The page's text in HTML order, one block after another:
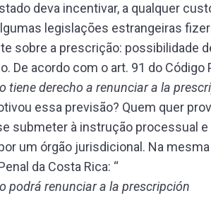
deva incentivar, a qualquer
legislações estrangeiras
sobre a prescrição: possibilidade
De acordo com o art. 91 do Código
tiene derecho a renunciar a la
essa previsão? Quem quer
submeter à instrução processual
um órgão jurisdicional. Na
da Costa Rica: “
podrá renunciar a la prescripción